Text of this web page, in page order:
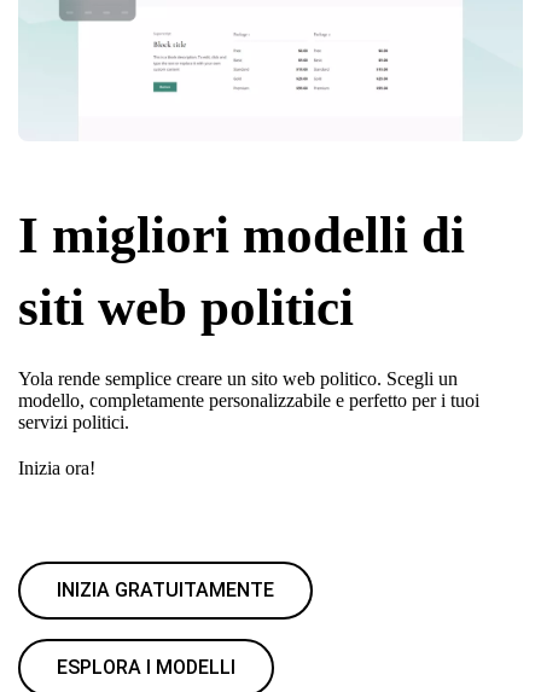
I migliori modelli di
siti web politici
Yola rende semplice creare un sito web politico. Scegli un
modello, completamente personalizzabile e perfetto per i tuoi
servizi politici.
Inizia ora!
INIZIA GRATUITAMENTE
ESPLORA I MODELLI